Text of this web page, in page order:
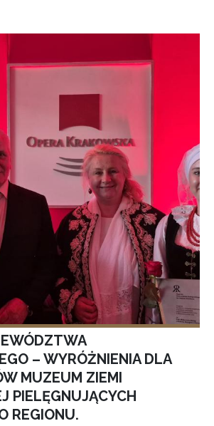
– WYRÓŻNIENIA DLA
MUZEUM ZIEMI
PIELĘGNUJĄCYCH
REGIONU.